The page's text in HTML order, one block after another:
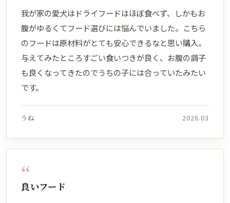
我が家の愛犬はドライフードはほぼ食べず、しかもお
腹がゆるくてフード選びには悩んでいました。こちら
のフードは原材料がとても安心できるなと思い購入。
与えてみたところすごい食いつきが良く、お腹の調子
も良くなってきたのでうちの子には合っていたみたい
です。
うね 2026.03
“
良いフード